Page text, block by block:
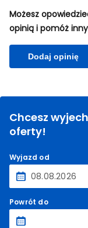
Możesz
opinią i pomóż
Dodaj opinię
Chcesz
oferty!
Wyjazd od
Powrót do